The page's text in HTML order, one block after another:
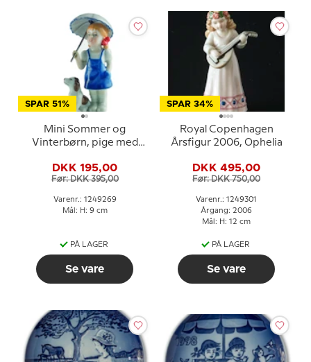
SPAR 51%
Mini Sommer og
Vinterbørn, pige med
Copenhagen figur nr.
269
DKK 195,00
Før: DKK 395,00
Varenr.: 1249269
Mål: H: 9 cm
PÅ LAGER
Se vare
SPAR 34%
Royal Copenhagen
Årsfigur 2006, Ophelia
DKK 495,00
Før: DKK 750,00
Varenr.: 1249301
Årgang: 2006
Mål: H: 12 cm
PÅ LAGER
Se vare